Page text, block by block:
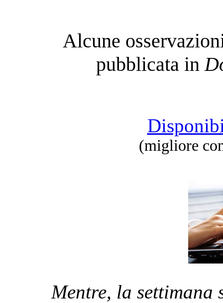
Alcune
pubblicata in
(migliore
Mentre, la settimana